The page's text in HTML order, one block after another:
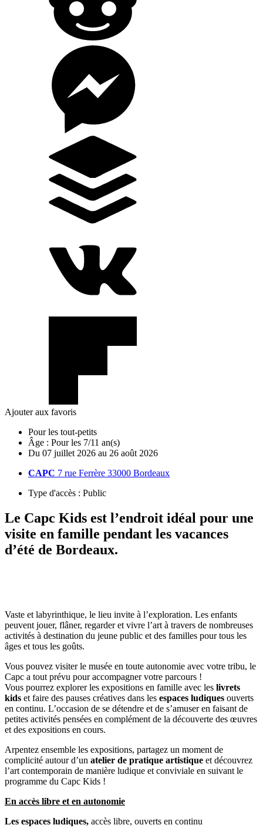
Ajouter aux favoris
Pour les tout-petits
Âge : Pour les 7/11 an(s)
Du 07 juillet 2026 au 26 août 2026
CAPC 7 rue Ferrère 33000 Bordeaux
Type d'accès : Public
Le Capc Kids est l’endroit idéal pour une
visite en famille pendant les vacances
d’été de Bordeaux.
Vaste et labyrinthique, le lieu invite à l’exploration. Les enfants
peuvent jouer, flâner, regarder et vivre l’art à travers de nombreuses
activités à destination du jeune public et des familles pour tous les
âges et tous les goûts.
Vous pouvez visiter le musée en toute autonomie avec votre tribu, le
Capc a tout prévu pour accompagner votre parcours !
Vous pourrez explorer les expositions en famille avec les livrets
kids et faire des pauses créatives dans les espaces ludiques ouverts
en continu. L’occasion de se détendre et de s’amuser en faisant de
petites activités pensées en complément de la découverte des œuvres
et des expositions en cours.
Arpentez ensemble les expositions, partagez un moment de
complicité autour d’un atelier de pratique artistique et découvrez
l’art contemporain de manière ludique et conviviale en suivant le
programme du Capc Kids !
En accès libre et en autonomie
Les espaces ludiques, accès libre, ouverts en continu